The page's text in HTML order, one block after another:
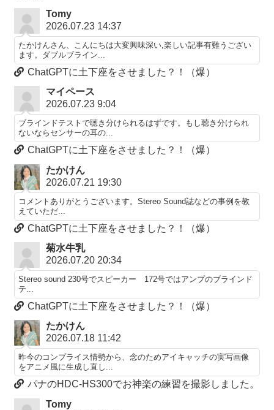
Tomy
2026.07.23 14:37
たかけんさん、こんにちは大変興味深い,楽しい記事有難うござい
ます。ダブルブライン...
ChatGPTに土下座をさせました？！（爆）
マイペース
2026.07.23 9:04
ブラインドテストで聴き分けられるはずです。もし聴き分けられ
ないならセンサーの耳の...
ChatGPTに土下座をさせました？！（爆）
たかけん
2026.07.21 19:30
コメントありがとうございます。Stereo Sound誌などの事例を教
えていただ...
ChatGPTに土下座をさせました？！（爆）
菊水牛乳
2026.07.20 20:34
Stereo sound 230号でスピーカー 172号ではアンプのブラインド
テ...
ChatGPTに土下座をさせました？！（爆）
たかけん
2026.07.18 11:42
昨今のコンプライス情勢から、念のためアイキャッチの実写画像
をアニメ風に生成し直し...
パナのHDC-HS300でお神楽の練習を撮影しました。
Tomy